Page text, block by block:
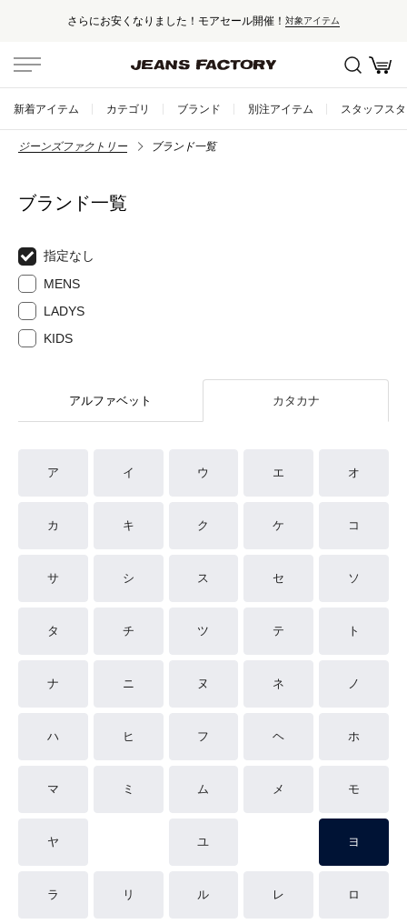
さらにお安くなりました！モアセール開催！ 対象アイテム
新着アイテム カテゴリ ブランド 別注アイテム スタッフス
ジーンズファクトリー ブランド一覧
ブランド一覧
指定なし
MENS
LADYS
KIDS
アルファベット カタカナ
ア イ ウ エ オ
カ キ ク ケ コ
サ シ ス セ ソ
タ チ ツ テ ト
ナ ニ ヌ ネ ノ
ハ ヒ フ ヘ ホ
マ ミ ム メ モ
ヤ ユ ヨ
ラ リ ル レ ロ